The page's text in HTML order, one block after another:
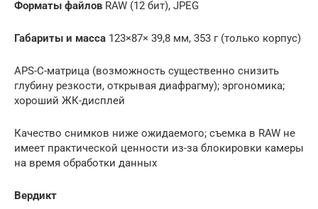
Форматы файлов RAW (12 бит), JPEG
Габариты и масса 123×87× 39,8 мм, 353 г (только корпус)
APS-C-матрица (возможность существенно снизить
глубину резкости, открывая диафрагму); эргономика;
хороший ЖК-дисплей
Качество снимков ниже ожидаемого; съемка в RAW не
имеет практической ценности из-за блокировки камеры
на время обработки данных
Вердикт